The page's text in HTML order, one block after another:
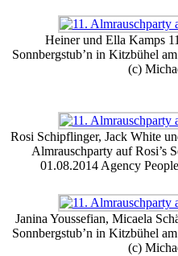
Heiner und Ella Kamps
Sonnbergstub’n in Kitzbühel
(c)
Rosi Schipflinger, Jack White
Almrauschparty auf Rosi’s
01.08.2014 Agency
Janina Youssefian, Micaela
Sonnbergstub’n in Kitzbühel
(c)